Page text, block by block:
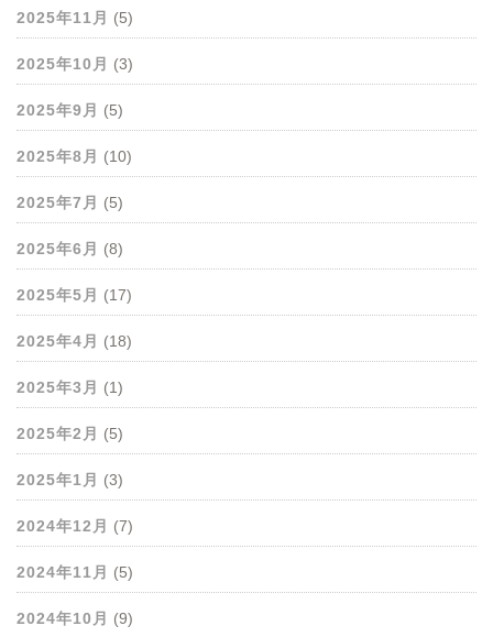
2025年11月 (5)
2025年10月 (3)
2025年9月 (5)
2025年8月 (10)
2025年7月 (5)
2025年6月 (8)
2025年5月 (17)
2025年4月 (18)
2025年3月 (1)
2025年2月 (5)
2025年1月 (3)
2024年12月 (7)
2024年11月 (5)
2024年10月 (9)